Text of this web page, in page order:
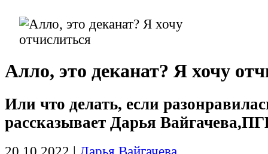
Алло, это деканат? Я хочу
Или что делать, если
рассказывает Дарья